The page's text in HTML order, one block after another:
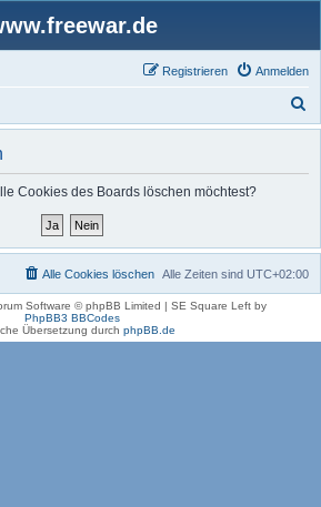
Anmelden
Registrieren
u
Cookies des Boards löschen möchtest?
Alle Zeiten sind UTC+02:00
Alle Cookies löschen
Software © phpBB Limited | SE Square Left by
PhpBB3 BBCodes
Übersetzung durch phpBB.de